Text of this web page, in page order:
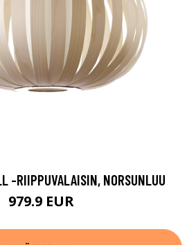
-RIIPPUVALAISIN, NORSUNLUU
979.9 EUR